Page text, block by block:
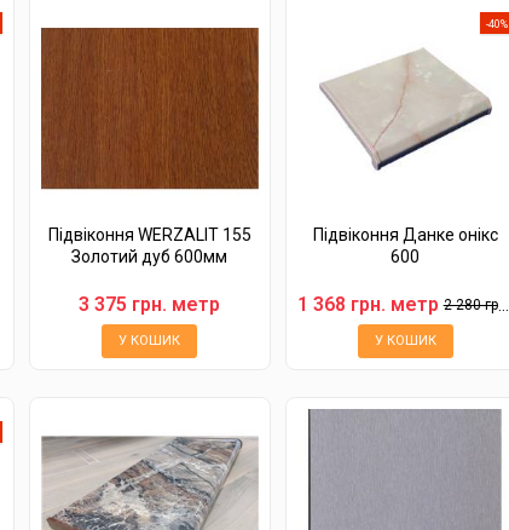
Підвіконня WERZALIT 155
Золотий дуб 600мм
3 375 грн. метр
У КОШИК
-40%
Підвіконня Данке онікс
600
1 368 грн. метр2 280 грн.
У КОШИК